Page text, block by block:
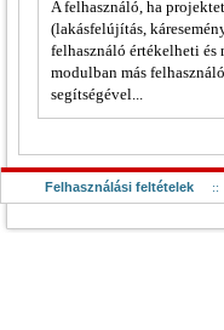
A felhasználó, ha
(lakásfelújítás,
felhasználó értékelheti
modulban más
segítségével...
Felhasználási feltételek ::